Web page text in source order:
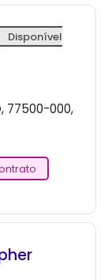
Disponível
77500-000,